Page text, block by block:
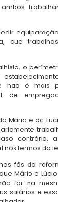
que
o
não é mais
de
Mário e do
contrário,
nos termos da
fãs da
Mário e
for na
salários e